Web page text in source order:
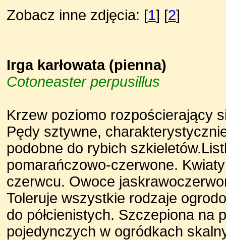
Zobacz inne zdjęcia: [1] [2]
Irga karłowata (pienna)
Cotoneaster perpusillus
Krzew poziomo rozpościerający
Pędy sztywne,
podobne do rybich
pomarańczowo-czerwone.
czerwcu. Owoce
Toleruje wszystkie rodzaje
do półcienistych. Szczepiona na
pojedynczych w ogródkach